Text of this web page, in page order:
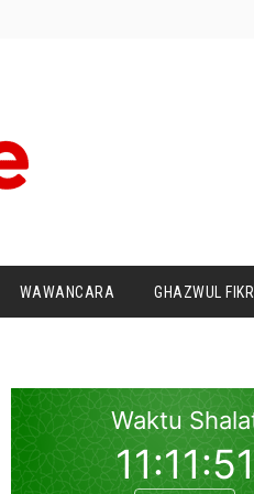
WAWANCARA GHAZWUL FIKRI
PANDANG SILATURRAHIM